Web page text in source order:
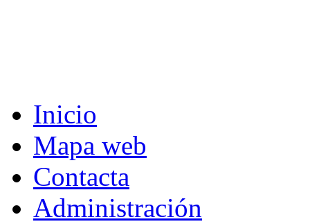
Inicio
Mapa web
Contacta
Administración